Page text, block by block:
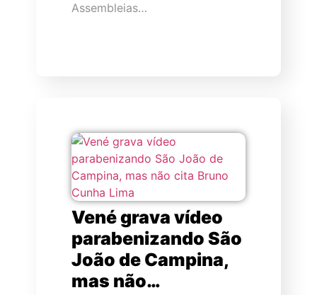
Assembleias…
Vené grava vídeo
parabenizando São
João de Campina,
mas não…